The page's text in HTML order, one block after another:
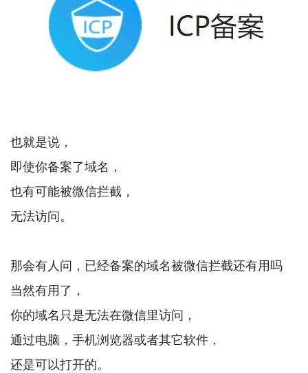
也就是说，
即使你备案了域名，
也有可能被微信拦截，
无法访问。
那会有人问，已经备案的域名被微信拦截还有用吗
当然有用了，
你的域名只是无法在微信里访问，
通过电脑，手机浏览器或者其它软件，
还是可以打开的。